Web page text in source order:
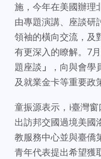
施，今年在美國辦理
由專題演講、座談研
領袖的橫向交流，及
有更深入的瞭解。7
題座談 」
，向與會
及就業金卡等重要政
童振源表示，i臺灣
出訪邦交國過境美國
教服務中心並與臺僑
青年代表提出希望獲